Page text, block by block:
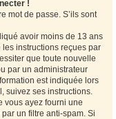
!
mot de passe. S’ils sont
avoir moins de 13 ans
les instructions reçues par
que toute nouvelle
par un administrateur
est indiquée lors
suivez ses instructions.
vous ayez fourni une
un filtre anti-spam. Si